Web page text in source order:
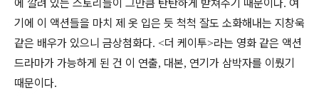
에 깔려 있는 스토리들이 그만큼 탄탄하게 받쳐주기 때문이다. 여
기에 이 액션들을 마치 제 옷 입은 듯 척척 잘도 소화해내는 지창욱
같은 배우가 있으니 금상첨화다. <더 케이투>라는 영화 같은 액션
드라마가 가능하게 된 건 이 연출, 대본, 연기가 삼박자를 이뤘기
때문이다.